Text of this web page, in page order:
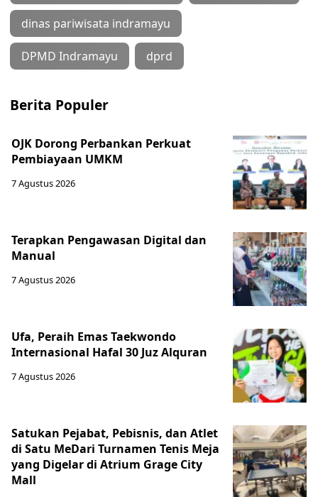
dinas pariwisata indramayu
DPMD Indramayu dprd
Berita Populer
OJK Dorong Perbankan Perkuat
Pembiayaan UMKM
7 Agustus 2026
Terapkan Pengawasan Digital dan
Manual
7 Agustus 2026
Ufa, Peraih Emas Taekwondo
Internasional Hafal 30 Juz Alquran
7 Agustus 2026
Satukan Pejabat, Pebisnis, dan Atlet
di Satu MeDari Turnamen Tenis Meja
yang Digelar di Atrium Grage City
Mall